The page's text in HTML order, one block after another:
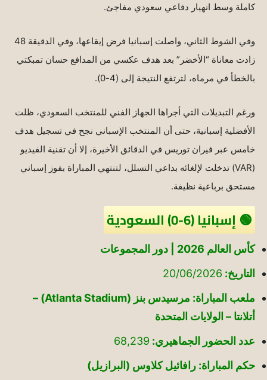
كاملة وسط انهيار دفاعي سعودي مفاجئ.
وفي الشوط الثاني، واصلت إسبانيا فرض إيقاعها، وفي الدقيقة 48
زادت معاناة “الأخضر” بعد هدف عكسي من المدافع حسان تمبكتي
بالخطأ في مرماه، لترتفع النتيجة إلى (4-0).
ورغم التبديلات التي أجراها الجهاز الفني للمنتخب السعودي، ظلت
الأفضلية إسبانية، حتى أن المنتخب الإسباني نجح في تسجيل هدف
خامس عبر فيران توريس في الدقائق الأخيرة، إلا أن تقنية الفيديو
(VAR) تدخلت لإلغائه بداعي التسلل، لتنتهي المباراة بفوز إسباني
مستحق برباعية نظيفة.
🟢 إسبانيا (6-0) السعودية
كأس العالم 2026 | دور المجموعات
التاريخ: 20/06/2026
ملعب المباراة: مرسيدس بنز (Atlanta Stadium) –
أتلانتا – الولايات المتحدة
عدد الحضور الجماهيري: 68,239
حكم المباراة: رافائيل كلاوس (البرازيل)